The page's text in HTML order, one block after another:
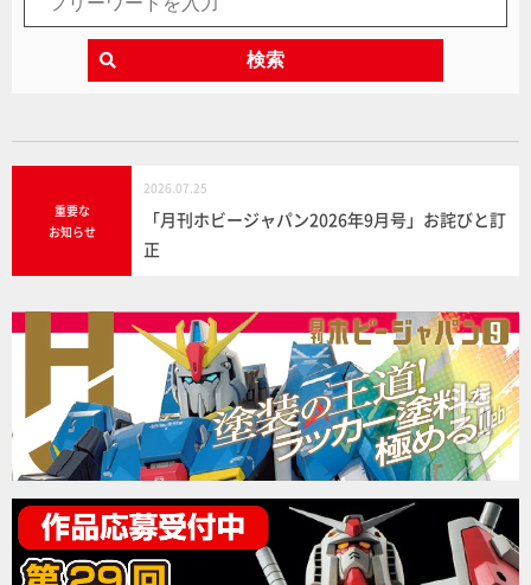
検索
重要な
お知らせ
2026.07.25
「月刊ホビージャパン2026年9月号」お詫びと訂
正